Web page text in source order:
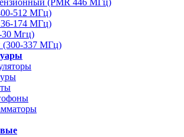
(PMR 446 МГц)
512 МГц)
174 МГц)
30 Мгц)
(300-337 МГц)